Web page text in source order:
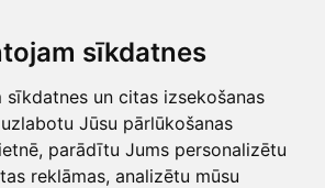
sīkdatnes
sīkdatnes un citas izsekošanas
Jūsu pārlūkošanas
parādītu Jums personalizētu
reklāmas, analizētu mūsu